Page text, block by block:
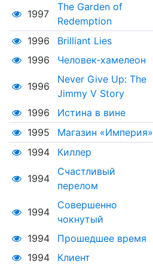
1997
The Garden of
Redemption
1996 Brilliant Lies
1996
Человек-хамелеон
1996
Never Give Up: The
Jimmy V Story
1996 Истина в вине
1995
Магазин «Империя»
1994
Киллер
1994
Счастливый
перелом
1994
Совершенно
чокнутый
1994 Прошедшее время
1994
Клиент